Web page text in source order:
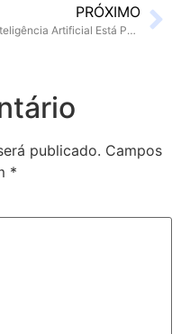
PRÓXIMO
A Inteligência Artificial Está Pensando por Você: Evolução ou Apagão Mental?
publicado. Campos
*